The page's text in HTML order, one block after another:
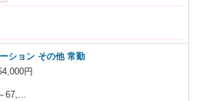
ション その他 常勤
円
67,...